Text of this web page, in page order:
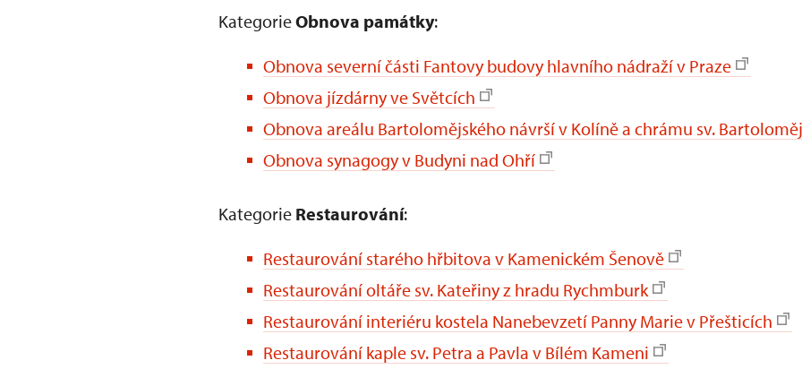
KategorieObnova památky:
Obnova severní části Fantovy budovy hlavního nádraží v Praze
Obnova jízdárny ve Světcích
Obnova areálu Bartolomějského návrší v Kolíně a chrámu sv.
Obnova synagogy v Budyni nad Ohří
Kategorie Restaurování:
Restaurování starého hřbitova v Kamenickém Šenově
Restaurování oltáře sv. Kateřiny z hradu Rychmburk
Restaurování interiéru kostela Nanebevzetí Panny Marie v Přešticích
Restaurování kaple sv. Petra a Pavla v Bílém Kameni